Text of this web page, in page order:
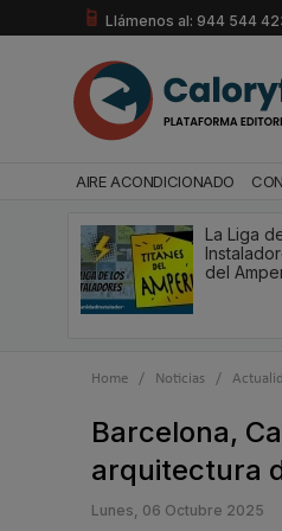
Llámenos al: 944 544
AIRE ACONDICIONADO
La Liga
del
Home / Noticias /
Barcelona,
arquitectura
Lunes, 06 Octubre 2025